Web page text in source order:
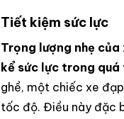
Tiết kiệm sức lực
Trọng lượng nhẹ
kể sức lực trong quá
ghề, một chiếc xe
tốc độ. Điều này đặc